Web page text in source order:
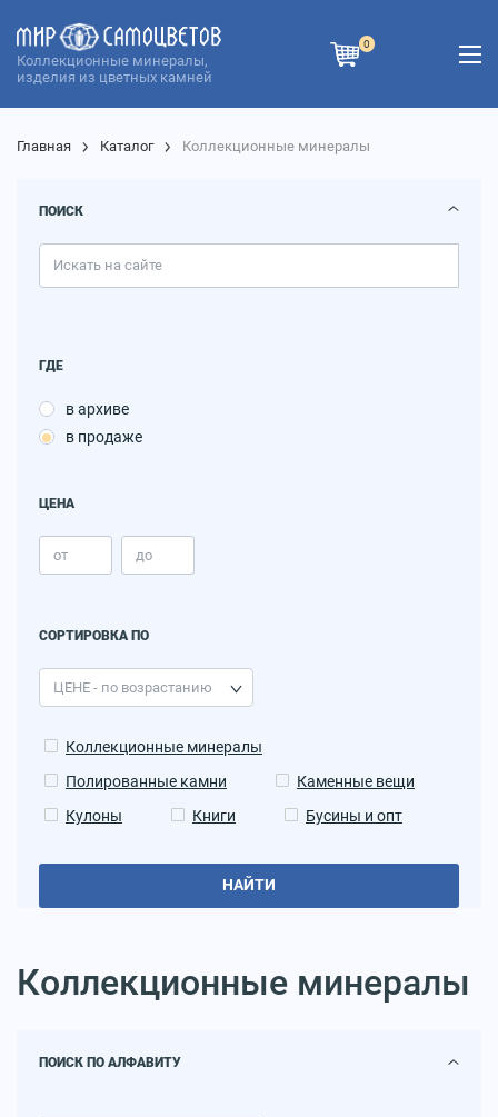
Коллекционные минералы,
изделия из цветных камней
0
Главная Каталог Коллекционные минералы
ПОИСК
ГДЕ
в архиве
в продаже
ЦЕНА
СОРТИРОВКА ПО
Коллекционные минералы
Полированные камни
Каменные вещи
Кулоны
Книги Бусины и опт
НАЙТИ
Коллекционные минералы
ПОИСК ПО АЛФАВИТУ